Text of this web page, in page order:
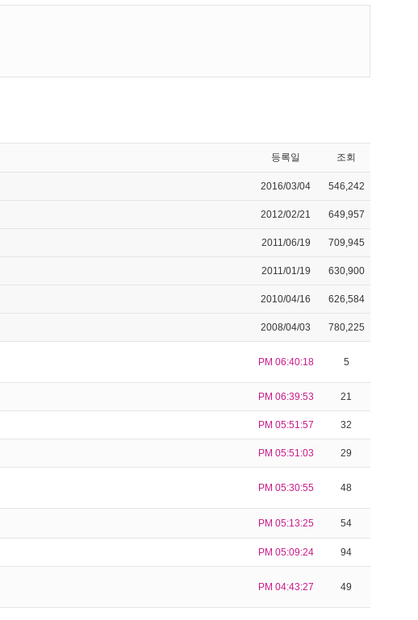
등록일 조회
2016/03/04 546,242
2012/02/21 649,957
2011/06/19 709,945
2011/01/19 630,900
2010/04/16 626,584
2008/04/03 780,225
PM 06:40:18 5
PM 06:39:53 21
PM 05:51:57 32
PM 05:51:03 29
PM 05:30:55 48
PM 05:13:25 54
PM 05:09:24 94
PM 04:43:27 49